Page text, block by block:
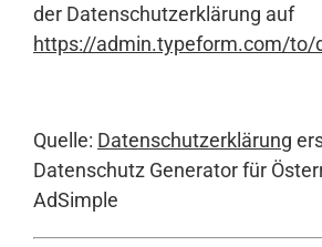
der Datenschutzerklärung auf
https://admin.typeform.com/to/
Quelle: Datenschutzerklärung
Datenschutz Generator für
AdSimple